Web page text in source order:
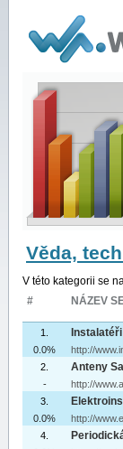
Věda,
V této kategorii se
#
NÁZEV
1.
0.0%
http://
2.
Anteny
-
http://
3.
0.0%
http://
4.